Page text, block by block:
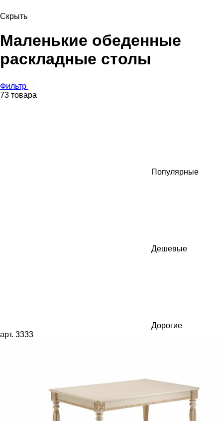
Скрыть
Маленькие обеденные
раскладные столы
Фильтр
73 товара
Популярные
Дешевые
Дорогие
арт. 3333